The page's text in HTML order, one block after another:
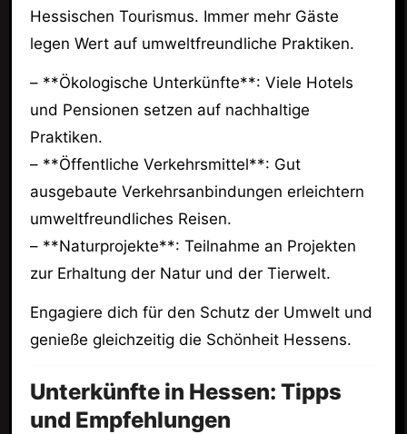
Hessischen Tourismus. Immer mehr Gäste
legen Wert auf umweltfreundliche Praktiken.
– **Ökologische Unterkünfte**: Viele Hotels
und Pensionen setzen auf nachhaltige
Praktiken.
– **Öffentliche Verkehrsmittel**: Gut
ausgebaute Verkehrsanbindungen erleichtern
umweltfreundliches Reisen.
– **Naturprojekte**: Teilnahme an Projekten
zur Erhaltung der Natur und der Tierwelt.
Engagiere dich für den Schutz der Umwelt und
genieße gleichzeitig die Schönheit Hessens.
Unterkünfte in Hessen: Tipps
und Empfehlungen